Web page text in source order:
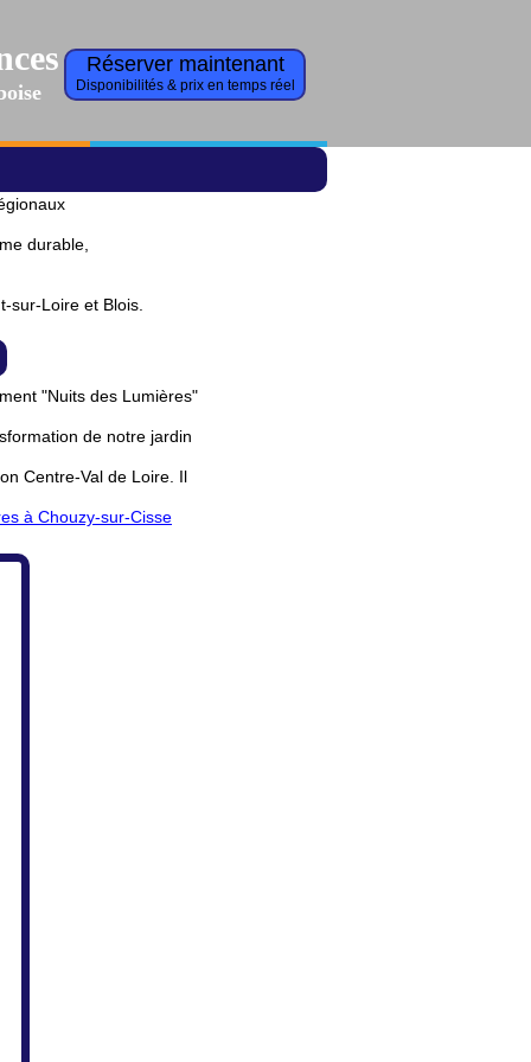
Réserver maintenant
Disponibilités & prix en temps réel
durable,
sur-Loire et Blois.
"Nuits des Lumières"
de notre jardin
Centre-Val de Loire. Il
à Chouzy-sur-Cisse